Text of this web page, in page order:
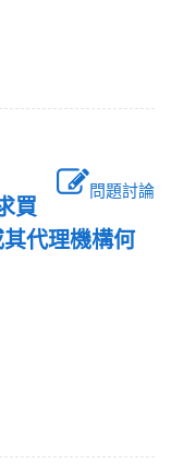
問題討論
買
代理機構何